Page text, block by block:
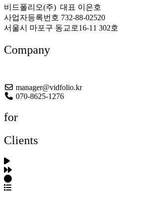
비드폴리오(주) 대표 이은호
사업자등록번호 732-88-02520
서울시 마포구 동교로16-11 302호
Company
manager@vidfolio.kr
070-8625-1276
for
Clients